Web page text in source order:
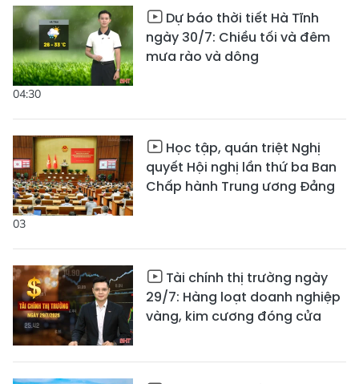
04:30
Dự báo thời tiết Hà Tĩnh
ngày 30/7: Chiều tối và đêm
mưa rào và dông
03
Học tập, quán triệt Nghị
quyết Hội nghị lần thứ ba Ban
Chấp hành Trung ương Đảng
Tài chính thị trường ngày
29/7: Hàng loạt doanh nghiệp
vàng, kim cương đóng cửa